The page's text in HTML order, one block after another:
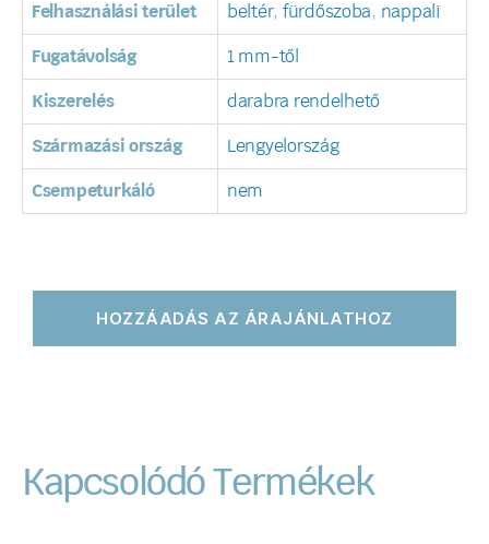
Felhasználási terület beltér, fürdőszoba, nappali
Fugatávolság 1 mm-től
Kiszerelés darabra rendelhető
Származási ország Lengyelország
Csempeturkáló nem
HOZZÁADÁS AZ ÁRAJÁNLATHOZ
Kapcsolódó Termékek